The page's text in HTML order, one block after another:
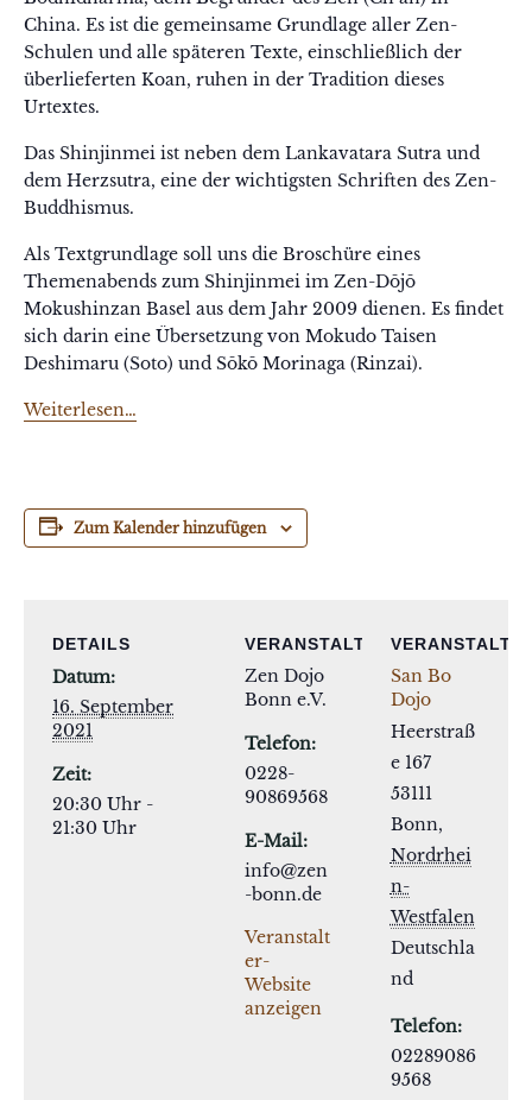
China. Es ist die gemeinsame Grundlage aller Zen-
Schulen und alle späteren Texte, einschließlich der
überlieferten Koan, ruhen in der Tradition dieses
Urtextes.
Das Shinjinmei ist neben dem Lankavatara Sutra und
dem Herzsutra, eine der wichtigsten Schriften des Zen-
Buddhismus.
Als Textgrundlage soll uns die Broschüre eines
Themenabends zum Shinjinmei im Zen-Dōjō
Mokushinzan Basel aus dem Jahr 2009 dienen. Es findet
sich darin eine Übersetzung von Mokudo Taisen
Deshimaru (Soto) und Sōkō Morinaga (Rinzai).
Weiterlesen…
Zum Kalender hinzufügen
DETAILS
Datum:
16. September
2021
Zeit:
20:30 Uhr -
21:30 Uhr
San Bo
Dojo
Heerstraß
e 167
53111
Bonn,
Nordrhei
n-
Westfalen
Deutschla
nd
Telefon:
02289086
9568
VERANSTALTER
Zen Dojo
Bonn e.V.
Telefon:
0228-
90869568
E-Mail:
info@zen
-bonn.de
Veranstalt
er-
Website
anzeigen